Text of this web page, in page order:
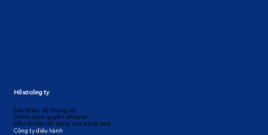
Giới thiệu về chúng tôi
Chính sách quyền riêng tư
Điều khoản sử dụng của trang web
Công ty điều hành
Hồ sơ công ty